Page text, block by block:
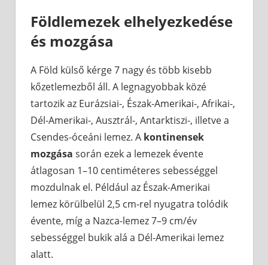
Földlemezek elhelyezkedése
és mozgása
A Föld külső kérge 7 nagy és több kisebb
kőzetlemezből áll. A legnagyobbak közé
tartozik az Eurázsiai-, Észak-Amerikai-, Afrikai-,
Dél-Amerikai-, Ausztrál-, Antarktiszi-, illetve a
Csendes-óceáni lemez. A kontinensek
mozgása során ezek a lemezek évente
átlagosan 1–10 centiméteres sebességgel
mozdulnak el. Például az Észak-Amerikai
lemez körülbelül 2,5 cm-rel nyugatra tolódik
évente, míg a Nazca-lemez 7–9 cm/év
sebességgel bukik alá a Dél-Amerikai lemez
alatt.